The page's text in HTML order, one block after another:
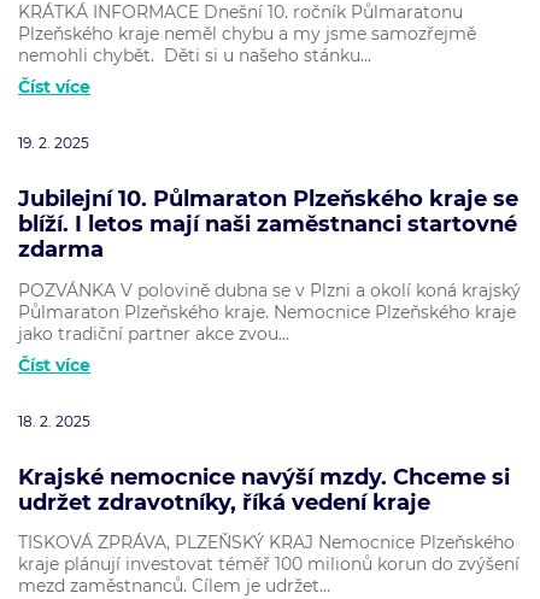
KRÁTKÁ INFORMACE Dnešní 10. ročník Půlmaratonu
Plzeňského kraje neměl chybu a my jsme samozřejmě
nemohli chybět. Děti si u našeho stánku...
Číst více
19. 2. 2025
Jubilejní 10. Půlmaraton Plzeňského kraje se
blíží. I letos mají naši zaměstnanci startovné
zdarma
POZVÁNKA V polovině dubna se v Plzni a okolí koná krajský
Půlmaraton Plzeňského kraje. Nemocnice Plzeňského kraje
jako tradiční partner akce zvou...
Číst více
18. 2. 2025
Krajské nemocnice navýší mzdy. Chceme si
udržet zdravotníky, říká vedení kraje
TISKOVÁ ZPRÁVA, PLZEŇSKÝ KRAJ Nemocnice Plzeňského
kraje plánují investovat téměř 100 milionů korun do zvýšení
mezd zaměstnanců. Cílem je udržet...